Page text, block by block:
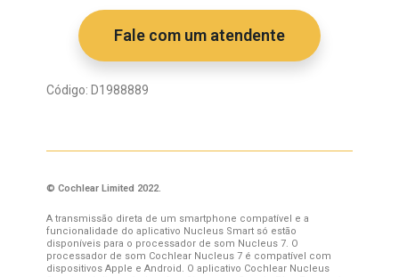
Fale com um atendente
Código: D1988889
© Cochlear Limited 2022.
A transmissão direta de um smartphone compatível e a
funcionalidade do aplicativo Nucleus Smart só estão
disponíveis para o processador de som Nucleus 7. O
processador de som Cochlear Nucleus 7 é compatível com
dispositivos Apple e Android. O aplicativo Cochlear Nucleus